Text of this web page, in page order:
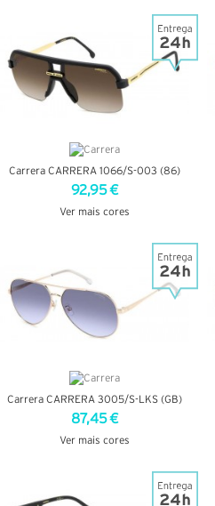
Carrera CARRERA 1066/S-003 (86)
92,95 €
Ver mais cores
Carrera CARRERA 3005/S-LKS (GB)
87,45 €
Ver mais cores